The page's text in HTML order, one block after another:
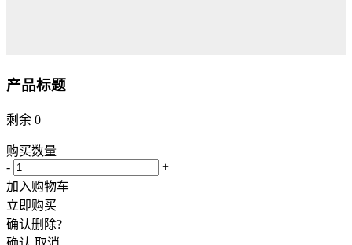
产品标题
剩余 0
购买数量
-
+
加入购物车
立即购买
确认删除?